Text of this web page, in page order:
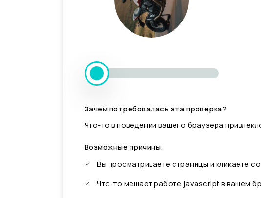
Зачем потребовалась эта проверка?
Что-то в поведении вашего браузера
Возможные причины:
Вы просматриваете страницы и кликаете
Что-то мешает работе javascript в вашем